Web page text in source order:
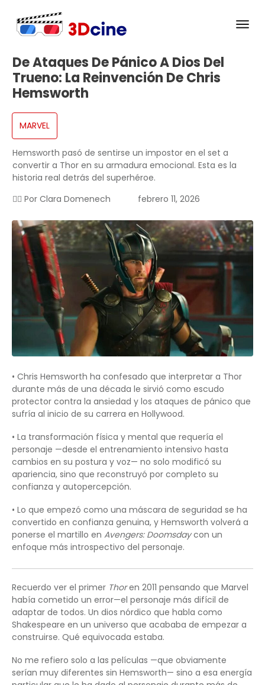
De Ataques De Pánico A Dios Del
Trueno: La Reinvención De Chris
Hemsworth
MARVEL
Hemsworth pasó de sentirse un impostor en el set a
convertir a Thor en su armadura emocional. Esta es la
historia real detrás del superhéroe.
✍🏻 Por Clara Domenech febrero 11, 2026
• Chris Hemsworth ha confesado que interpretar a Thor
durante más de una década le sirvió como escudo
protector contra la ansiedad y los ataques de pánico que
sufría al inicio de su carrera en Hollywood.
• La transformación física y mental que requería el
personaje —desde el entrenamiento intensivo hasta
cambios en su postura y voz— no solo modificó su
apariencia, sino que reconstruyó por completo su
confianza y autopercepción.
• Lo que empezó como una máscara de seguridad se ha
convertido en confianza genuina, y Hemsworth volverá a
ponerse el martillo en Avengers: Doomsdaycon un
enfoque más introspectivo del personaje.
Recuerdo ver el primer Thoren 2011 pensando que Marvel
había cometido un error—el personaje más difícil de
adaptar de todos. Un dios nórdico que habla como
Shakespeare en un universo que acababa de empezar a
construirse. Qué equivocada estaba.
No me refiero solo a las películas —que obviamente
serían muy diferentes sin Hemsworth— sino a esa energía